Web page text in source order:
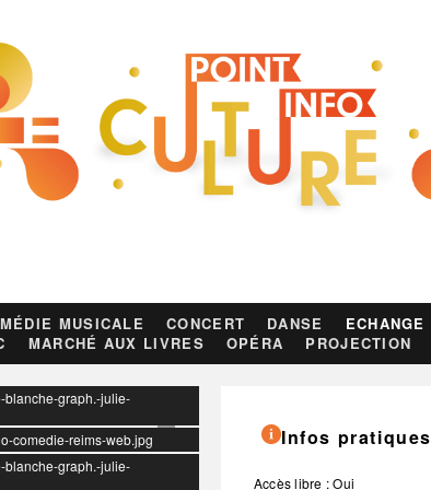
MUSICALE CONCERT DANSE ECHANGE
MARCHÉ AUX LIVRES OPÉRA PROJECTION
blanche-graph.-julie-
comedie-reims-web.jpg
blanche-graph.-julie-
Infos pratiques
Accès libre : Oui